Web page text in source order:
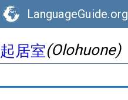
LanguageGuide.org
起居室(Olohuone)